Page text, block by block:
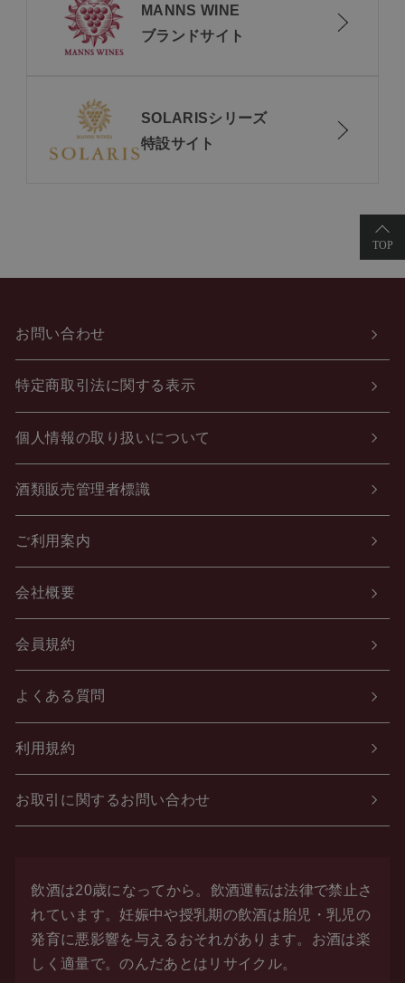
MANNS WINE
ブランドサイト
SOLARISシリーズ
特設サイト
お問い合わせ
特定商取引法に関する表示
個人情報の取り扱いについて
酒類販売管理者標識
ご利用案内
会社概要
会員規約
よくある質問
利用規約
お取引に関するお問い合わせ
飲酒は20歳になってから。飲酒運転は法律で禁止さ
れています。妊娠中や授乳期の飲酒は胎児・乳児の
発育に悪影響を与えるおそれがあります。お酒は楽
しく適量で。のんだあとはリサイクル。